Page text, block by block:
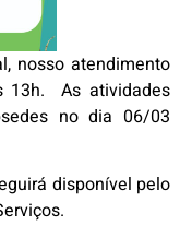
nosso atendimento
13h. As atividades
no dia 06/03
disponível pelo